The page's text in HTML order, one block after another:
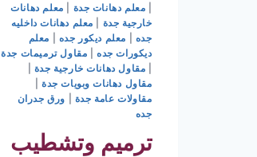
معلم دهانات جدة
معلم دهانات
خارجية جدة
معلم دهانات داخليه
جده
معلم ديكور جده
معلم
ديكورات جده| مقاول ترميمات جدة
مقاول دهانات خارجية جدة
مقاول دهانات وبويات جدة
مقاولات عامة جدة
ورق جدران
جده
ترميم وتشطيب